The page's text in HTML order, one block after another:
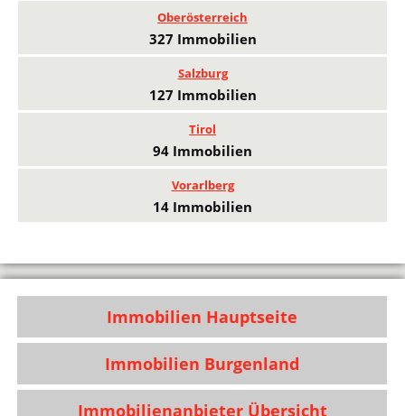
Oberösterreich
327 Immobilien
Salzburg
127 Immobilien
Tirol
94 Immobilien
Vorarlberg
14 Immobilien
Immobilien Hauptseite
Immobilien Burgenland
Immobilienanbieter Übersicht